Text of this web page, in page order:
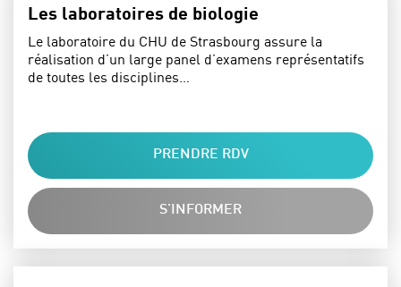
Les laboratoires de biologie
Le laboratoire du CHU de Strasbourg assure la
réalisation d’un large panel d’examens représentatifs
de toutes les disciplines…
PRENDRE RDV
S'INFORMER